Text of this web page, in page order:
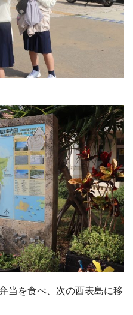
当を食べ、次の西表島に移